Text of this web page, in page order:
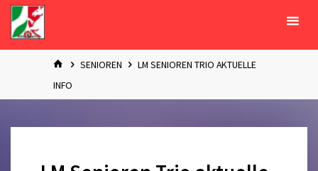
Zum
Inhalt
springen
STARTSENIOREN
LM SENIOREN TRIO AKTUELLE
INFO